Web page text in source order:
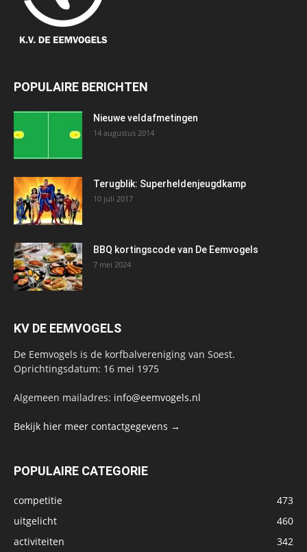
POPULAIRE BERICHTEN
Nieuwe veldafmetingen
14 augustus 2014
Terugblik: Superheldenjeugdkamp
10 juli 2017
BBQ kortingscode van De Eemvogels
7 mei 2024
KV DE EEMVOGELS
De Eemvogels is de korfbalvereniging van Soest.
Oprichtingsdatum: 16 mei 1975
Algemeen mailadres: info@eemvogels.nl
Bekijk hier meer contactgegevens →
POPULAIRE CATEGORIE
competitie
473
uitgelicht
460
activiteiten
342